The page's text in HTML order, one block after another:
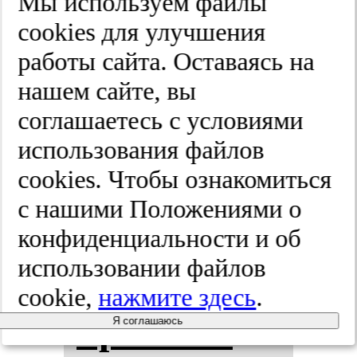
во­да. Про­
фи­лак­ти­
чес­кая ме­
ди­ци­на.
2026;(1):110-115
Фак­то­ры
прог­но­за
cооkies для улучшения
работы сайта. Оставаясь на
нашем сайте, вы
соглашаетесь с условиями
использования файлов
cооkies. Чтобы ознакомиться
с нашими Положениями о
конфиденциальности и об
использовании файлов
cookie,нажмите здесь.
Я соглашаюсь